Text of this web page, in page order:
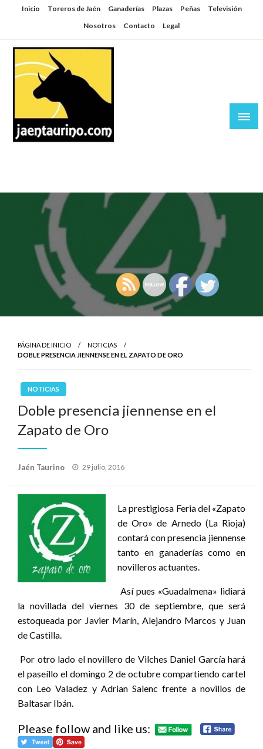
SaltarInicio Toreros de Jaén Ganaderías Plazas Peñas
Televisión
Nosotros
Contacto Legal
PÁGINA DE INICIO
NOTICIAS
DOBLE PRESENCIA JIENNENSE EN EL ZAPATO DE ORO
NOTICIAS
Doble presencia jiennense en el
Zapato de Oro
Jaén Taurino
Publicado
29 julio, 2016
La prestigiosa Feria del «Zapato
de Oro» de Arnedo (La Rioja)
contará con presencia jiennense
tanto en ganaderías como en
novilleros actuantes.
Así pues «Guadalmena» lidiará
la novillada del viernes 30 de septiembre, que será
estoqueada por Javier Marín, Alejandro Marcos y Juan
de Castilla.
Por otro lado el novillero de Vilches Daniel García hará
el paseíllo el domingo 2 de octubre compartiendo cartel
con Leo Valadez y Adrian Salenc frente a novillos de
Baltasar Ibán.
Please follow and like us: